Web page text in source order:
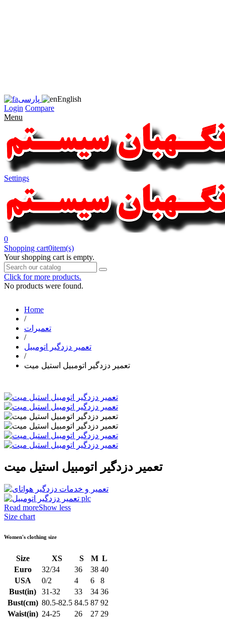
پارسی
English
Login Compare
Menu
Settings
0
Shopping cart0item(s)
Your shopping cart is empty.
Click for more products.
No products were found.
Home
/
تعمیرات
/
تعمیر دزدگیر اتومبیل
/
تعمیر دزدگیر اتومبیل استیل میت
تعمیر دزدگیر اتومبیل استیل میت
Read moreShow less
Size chart
Women's clothing size
Size XS S M L
Euro
32/34 36 38 40
USA
0/2 4 6
8
Bust(in)
31-32 33 34 36
Bust(cm) 80.5-82.5 84.5 87 92
Waist(in) 24-25 26 27 29